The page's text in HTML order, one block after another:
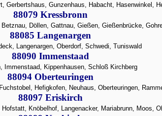
Gerbertshaus, Gunzenhaus, Habacht, Hasenwinkel,
88079 Kressbronn
Döllen, Gattnau, Gießen, Gießenbrücke,
88085 Langenargen
Langenargen, Oberdorf, Schwedi, Tuniswald
88090 Immenstaad
Immenstaad, Kippenhausen, Schloß Kirchberg
88094 Oberteuringen
Hefigkofen, Neuhaus, Oberteuringen,
88097 Eriskirch
Knöbelhof, Langenacker, Mariabrunn, Moos,